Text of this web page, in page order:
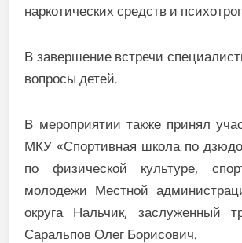
наркотических средств и
В завершение встречи
вопросы детей.
В мероприятии также принял
МКУ «Спортивная школа по
по физической культуре,
молодежи Местной
округа Нальчик, заслуженный
Саральпов Олег Борисович.